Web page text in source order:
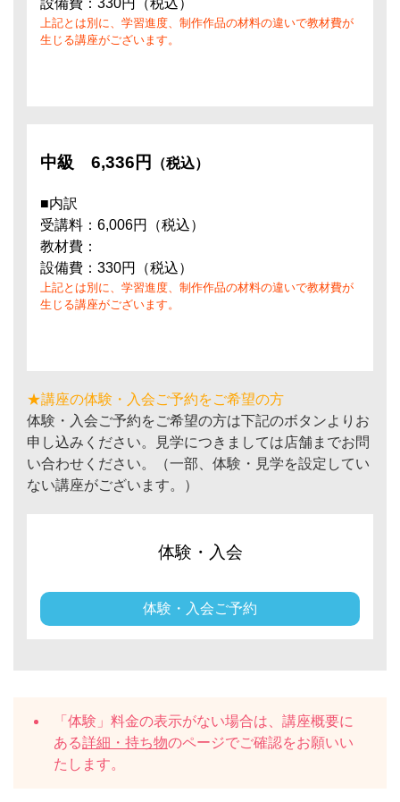
設備費：330円（税込）
上記とは別に、学習進度、制作作品の材料の違いで教材費が
生じる講座がございます。
中級 6,336円 （税込）
■内訳
受講料：6,006円（税込）
教材費：
設備費：330円（税込）
上記とは別に、学習進度、制作作品の材料の違いで教材費が
生じる講座がございます。
★講座の体験・入会ご予約をご希望の方
体験・入会ご予約をご希望の方は下記のボタンよりお
申し込みください。見学につきましては店舗までお問
い合わせください。（一部、体験・見学を設定してい
ない講座がございます。）
体験・入会
体験・入会ご予約
「体験」料金の表示がない場合は、講座概要に
ある詳細・持ち物のページでご確認をお願いい
たします。